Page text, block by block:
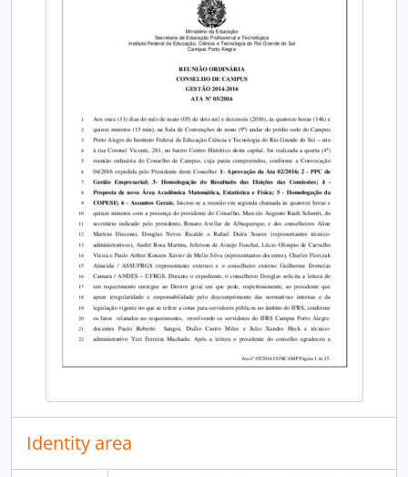
[Subseries] 2021
[Subseries] 2022
[Subseries] 2023
[Subseries] 2024
[Subseries] 2025
[Subseries] 2026
[Series] Manifestações
[Series] Resoluções
[Subfonds] Direção Geral
[Subfonds] Diretoria de Extensão
[Subfonds] Diretoria de Gestão de Pessoas
[Subfonds] Diretoria de Pesquisa, Pós-Graduação e Inovação
[Subfonds] Núcleo de Memória
Identity area